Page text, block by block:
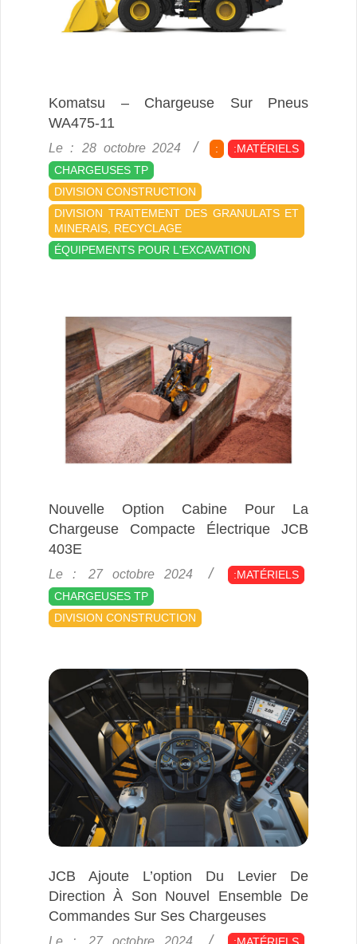
Komatsu – Chargeuse Sur Pneus
WA475-11
2024-
10-
28
Le : 28 octobre 2024 :
:MATÉRIELS
CHARGEUSES TP
DIVISION CONSTRUCTION
DIVISION TRAITEMENT DES GRANULATS ET
MINERAIS, RECYCLAGE
ÉQUIPEMENTS POUR L'EXCAVATION
Nouvelle Option Cabine Pour La
Chargeuse Compacte Électrique JCB
403E
2024-
10-
27
Le : 27 octobre 2024
:MATÉRIELS
CHARGEUSES TP
DIVISION CONSTRUCTION
JCB Ajoute L’option Du Levier De
Direction À Son Nouvel Ensemble De
Commandes Sur Ses Chargeuses
2024-